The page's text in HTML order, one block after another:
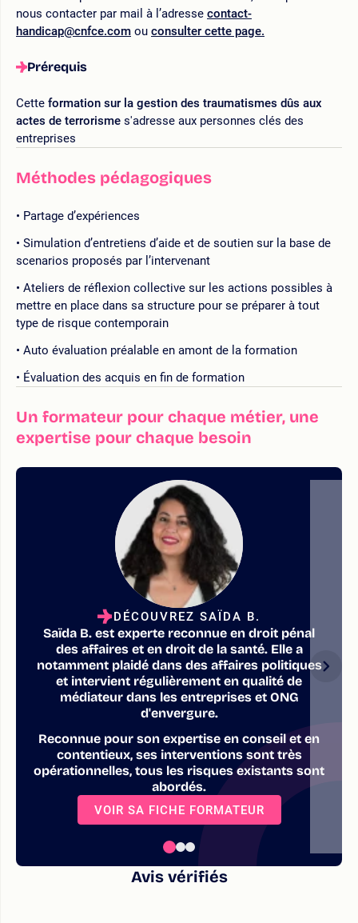
nous contacter par mail à l’adresse contact-
handicap@cnfce.com ou consulter cette page.
Prérequis
Cette formation sur la gestion des traumatismes dûs aux
actes de terrorisme s'adresse aux personnes clés des
entreprises
Méthodes pédagogiques
Partage d’expériences
Simulation d’entretiens d’aide et de soutien sur la base de
scenarios proposés par l’intervenant
Ateliers de réflexion collective sur les actions possibles à
mettre en place dans sa structure pour se préparer à tout
type de risque contemporain
Auto évaluation préalable en amont de la formation
Évaluation des acquis en fin de formation
Un formateur pour chaque métier, une
expertise pour chaque besoin
DÉCOUVREZ SAÏDA B.
Saïda B. est experte reconnue en droit pénal
des affaires et en droit de la santé. Elle a
notamment plaidé dans des affaires politiques
et intervient régulièrement en qualité de
médiateur dans les entreprises et ONG
d'envergure.
Reconnue pour son expertise en conseil et en
contentieux, ses interventions sont très
opérationnelles, tous les risques existants sont
abordés.
VOIR SA FICHE FORMATEUR
Avis vérifiés